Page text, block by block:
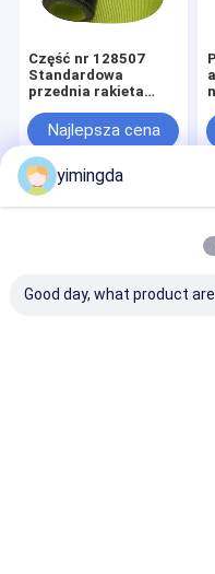
Część nr 128507
Standardowa
przednia rakieta
maszyny do
automatycznego
cięcia M88, MH8,
Q80, IX
Najlepsza cena
Dom O nas
Development Co.,
yimingda
Good day, what product